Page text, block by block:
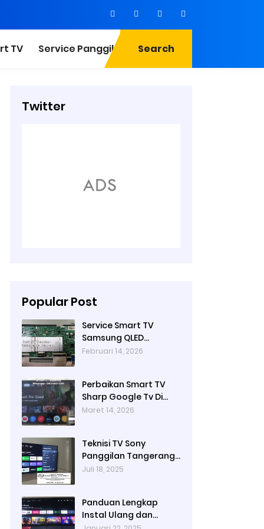
TV Service Panggilan Search
Twitter
Popular Post
Service Smart TV
Samsung QLED
QA50Q80BAK Mati
Terdekat & Bergaransi
| Teknisi TV Panggilan
Di Bintaro
Februari 14, 2026
Perbaikan Smart TV
Sharp Google Tv Di
Binong Permai | Jasa
Maret 14, 2026
Teknisi TV Sony
Panggilan Tangerang |
Reparasi TV Sony
Juli 18, 2025
Panduan Lengkap
Instal Ulang dan